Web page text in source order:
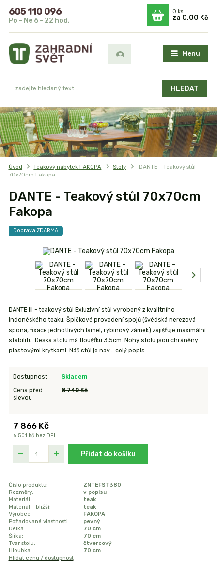
Menu
HLEDAT
605 110 096
Po - Ne 6 - 22 hod.
0ks
za 0,00 Kč
Úvod Teakový nábytek FAKOPA Stoly
DANTE - Teakový stůl
70x70cm Fakopa
DANTE - Teakový stůl 70x70cm
Fakopa
Doprava ZDARMA
DANTE III - teakový stůl Exluzivní stůl vyrobený z kvalitního
indonéského teaku. Špičkové provedení spojů (švédská nerezová
spona, fixace jednotlivých lamel, rybinový zámek) zajišťuje maximální
stabilitu. Deska stolu má tloušťku 3,5cm. Nohy stolu jsou chráněny
plastovými krytkami. Náš stůl je nav... celý popis
Dostupnost Skladem
Cena před
slevou
8 740 Kč
7 866 Kč
6 501 Kč bez DPH
Přidat do košíku
Číslo produktu:
ZNTEFST380
Rozměry:
v popisu
Materiál:
teak
Materiál - bližší:
teak
Výrobce:
FAKOPA
Požadované vlastnosti:
pevný
Délka:
70 cm
Šířka:
70 cm
Tvar stolu:
čtvercový
Hloubka:
70 cm
Hlídat cenu / dostupnost